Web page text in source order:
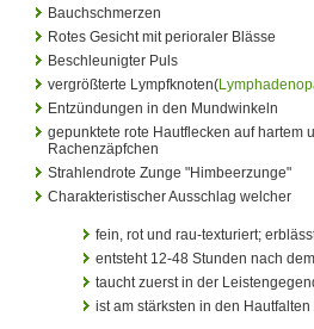
Bauchschmerzen
Rotes Gesicht mit perioraler Blässe
Beschleunigter Puls
vergrößterte Lympfknoten(
Entzündungen in den Mundwinkeln
gepunktete rote Hautflecken auf hartem
Rachenzäpfchen
Strahlendrote Zunge "Himbeerzunge"
Charakteristischer Ausschlag welcher
fein, rot und rau-texturiert;
entsteht 12-48 Stunden nach
taucht zuerst in der
ist am stärksten in den Hautfalten